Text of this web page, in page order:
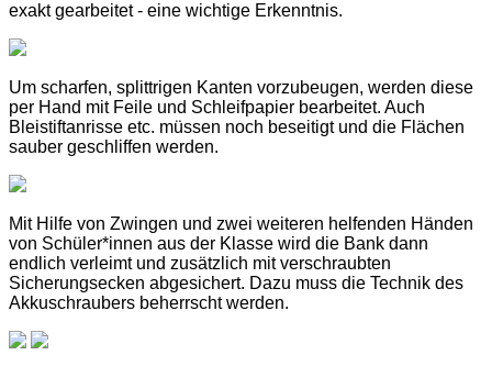
exakt gearbeitet - eine wichtige Erkenntnis.
Um scharfen, splittrigen Kanten vorzubeugen, werden diese
per Hand mit Feile und Schleifpapier bearbeitet. Auch
Bleistiftanrisse etc. müssen noch beseitigt und die Flächen
sauber geschliffen werden.
Mit Hilfe von Zwingen und zwei weiteren helfenden Händen
von Schüler*innen aus der Klasse wird die Bank dann
endlich verleimt und zusätzlich mit verschraubten
Sicherungsecken abgesichert. Dazu muss die Technik des
Akkuschraubers beherrscht werden.